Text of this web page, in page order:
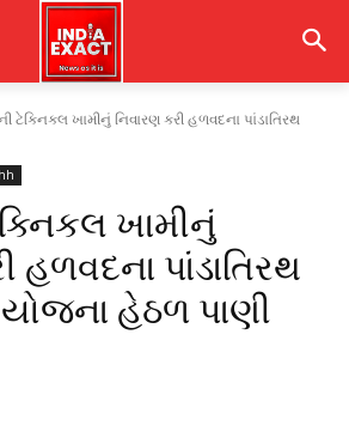
ટેક્નિકલ ખામીનું નિવારણ કરી હળવદના પાંડાતિરથ
ખામીનું
હળવદના પાંડાતિરથ
હેઠળ પાણી